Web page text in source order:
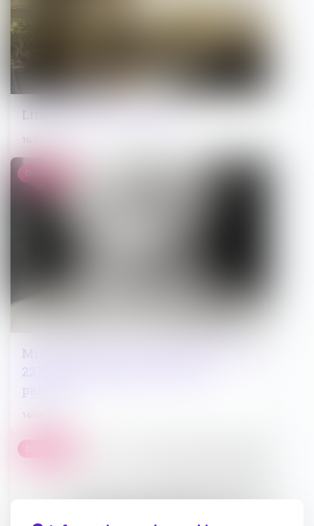
Limites au droit de retrait
16/04/2025
Mineurs violents : que prévoit l'article
227-17 du Code pénal contre les
parents ?
14/04/2025
Droit pénal